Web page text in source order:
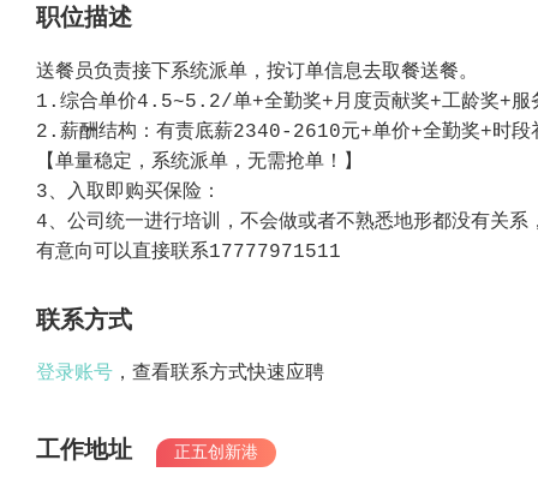
职位描述
送餐员负责接下系统派单，按订单信息去取餐送餐。
1.综合单价4.5~5.2/单+全勤奖+月度贡献奖+工龄奖+服
2.薪酬结构：有责底薪2340-2610元+单价+全勤奖+时段
【单量稳定，系统派单，无需抢单！】
3、入取即购买保险：
4、公司统一进行培训，不会做或者不熟悉地形都没有关
有意向可以直接联系17777971511
联系方式
登录账号 ，查看联系方式快速应聘
工作地址 正五创新港